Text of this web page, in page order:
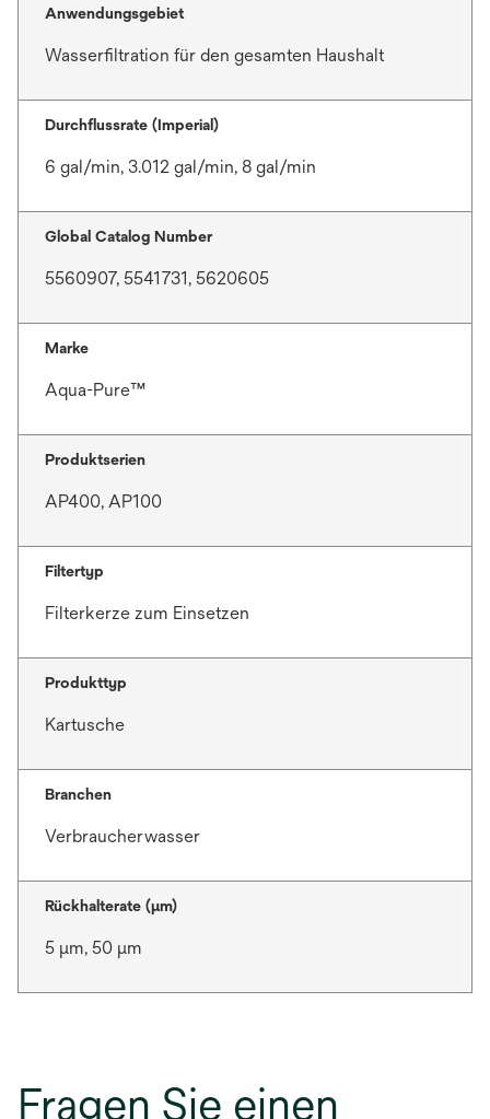
Anwendungsgebiet
Wasserfiltration für den gesamten Haushalt
Durchflussrate (Imperial)
6 gal/min, 3.012 gal/min, 8 gal/min
Global Catalog Number
5560907, 5541731, 5620605
Marke
Aqua-Pure™
Produktserien
AP400, AP100
Filtertyp
Filterkerze zum Einsetzen
Produkttyp
Kartusche
Branchen
Verbraucherwasser
Rückhalterate (µm)
5 μm, 50 μm
Fragen Sie einen